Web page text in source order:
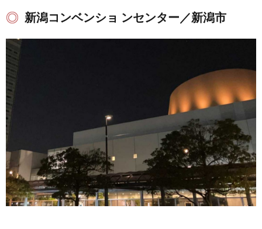
新潟コンベンショ ンセンター／新潟市